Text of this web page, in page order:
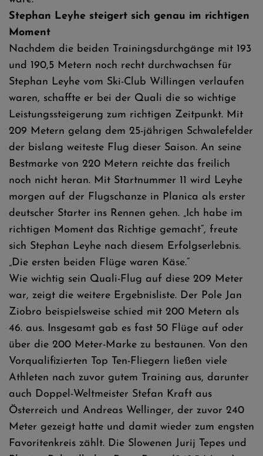
Stephan Leyhe steigert sich genau im richtigen
Moment
Nachdem die beiden Trainingsdurchgänge mit 193
und 190,5 Metern noch recht durchwachsen für
Stephan Leyhe vom Ski-Club Willingen verlaufen
waren, schaffte er bei der Quali die so wichtige
Leistungssteigerung zum richtigen Zeitpunkt. Mit
209 Metern gelang dem 25-jährigen Schwalefelder
der bislang weiteste Flug dieser Saison. An seine
Bestmarke von 220 Metern reichte das freilich
noch nicht heran. Mit Startnummer 11 wird Leyhe
morgen auf der Flugschanze in Planica als erster
deutscher Starter ins Rennen gehen. „Ich habe im
richtigen Moment das Richtige gemacht“, freute
sich Stephan Leyhe nach diesem Erfolgserlebnis.
„Die ersten beiden Flüge waren Käse.“
Wie wichtig sein Quali-Flug auf diese 209 Meter
war, zeigt die weitere Ergebnisliste. Der Pole Jan
Ziobro beispielsweise schied mit 200 Metern als
46. aus. Insgesamt gab es fast 50 Flüge auf oder
über die 200 Meter-Marke zu bestaunen. Von den
Vorqualifizierten Top Ten-Fliegern ließen viele
Athleten nach zuvor gutem Training aus, darunter
auch Doppel-Weltmeister Stefan Kraft aus
Österreich und Andreas Wellinger, der zuvor 240
Meter gezeigt hatte und damit wieder zum engsten
Favoritenkreis zählt. Die Slowenen Jurij Tepes und